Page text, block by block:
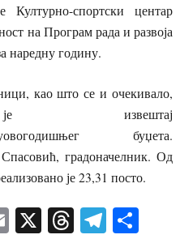
Културно-спортски центар
на Програм рада и развоја
наредну годину.
као што се и очекивало,
извештај
буџета.
градоначелник. Од
је 23,31 посто.
Email
X Threads